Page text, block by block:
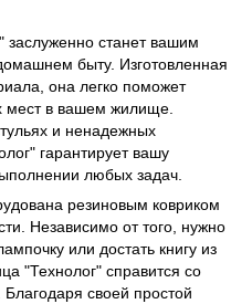
станет вашим
быту. Изготовленная
она легко поможет
мест в вашем жилище.
и ненадежных
гарантирует вашу
любых задач.
резиновым ковриком
Независимо от того, нужно
или достать книгу из
"Технолог" справится со
своей простой